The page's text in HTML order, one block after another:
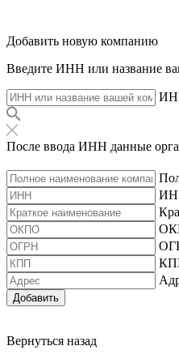
Добавить новую компанию
Введите ИНН или название
После ввода ИНН данные
Добавить
Вернуться назад